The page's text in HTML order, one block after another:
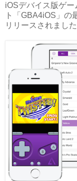
iOSデバイス版ゲ
ト「GBA4iOS」の
リリースされまし